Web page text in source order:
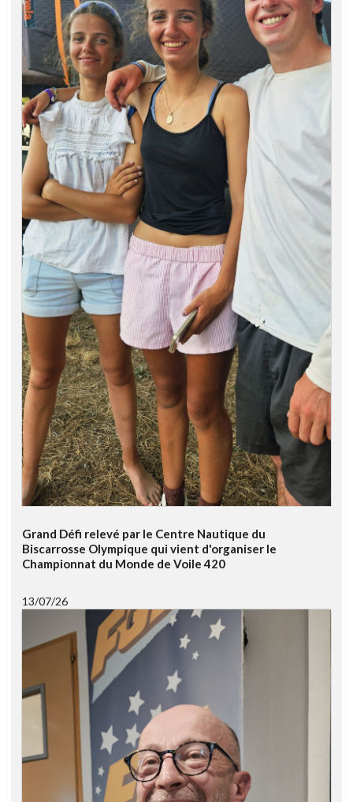
Grand Défi relevé par le Centre Nautique du
Biscarrosse Olympique qui vient d'organiser le
Championnat du Monde de Voile 420
13/07/26